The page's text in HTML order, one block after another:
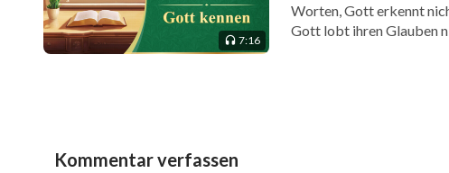
7:16
Worten, Gott erkennt
Gott lobt ihren Glauben
Kommentar verfassen